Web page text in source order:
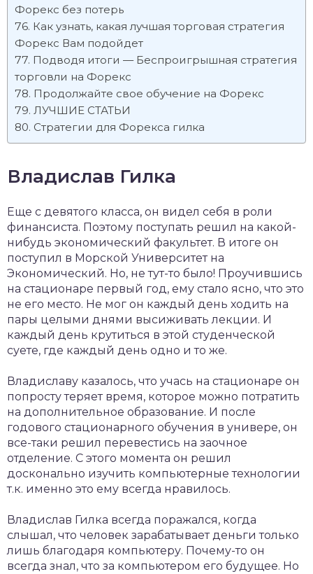
Форекс без потерь
Как узнать, какая лучшая торговая стратегия
Форекс Вам подойдет
Подводя итоги — Беспроигрышная стратегия
торговли на Форекс
Продолжайте свое обучение на Форекс
ЛУЧШИЕ СТАТЬИ
Стратегии для Форекса гилка
Владислав Гилка
Еще с девятого класса, он видел себя в роли
финансиста. Поэтому поступать решил на какой-
нибудь экономический факультет. В итоге он
поступил в Морской Университет на
Экономический. Но, не тут-то было! Проучившись
на стационаре первый год, ему стало ясно, что это
не его место. Не мог он каждый день ходить на
пары целыми днями высиживать лекции. И
каждый день крутиться в этой студенческой
суете, где каждый день одно и то же.
Владиславу казалось, что учась на стационаре он
попросту теряет время, которое можно потратить
на дополнительное образование. И после
годового стационарного обучения в универе, он
все-таки решил перевестись на заочное
отделение. С этого момента он решил
досконально изучить компьютерные технологии
т.к. именно это ему всегда нравилось.
Владислав Гилка всегда поражался, когда
слышал, что человек зарабатывает деньги только
лишь благодаря компьютеру. Почему-то он
всегда знал, что за компьютером его будущее. Но